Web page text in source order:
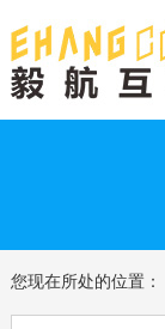
您现在所处的位置：